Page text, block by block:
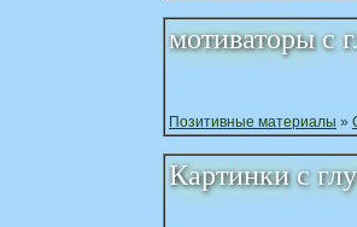
мотиваторы с
Позитивные материалы »
Картинки с